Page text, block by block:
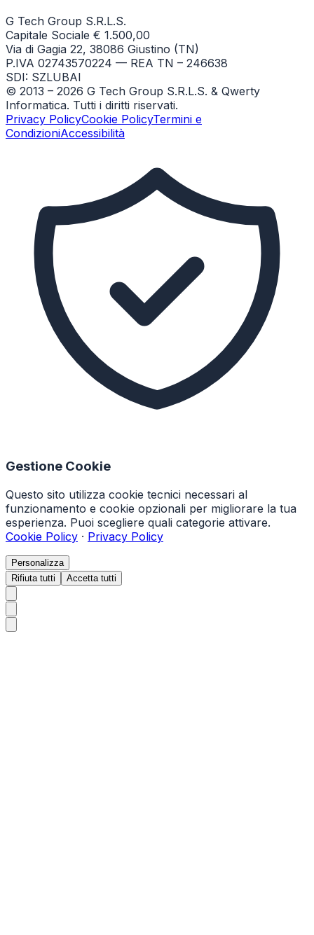
G Tech Group S.R.L.S.
Capitale Sociale € 1.500,00
Via di Gagia 22, 38086 Giustino (TN)
P.IVA 02743570224 — REA TN – 246638
SDI: SZLUBAI
© 2013 – 2026 G Tech Group S.R.L.S. & Qwerty
Informatica. Tutti i diritti riservati.
Privacy PolicyCookie PolicyTermini e
CondizioniAccessibilità
Gestione Cookie
Questo sito utilizza cookie tecnici necessari al
funzionamento e cookie opzionali per migliorare la tua
esperienza. Puoi scegliere quali categorie attivare.
Cookie Policy · Privacy Policy
Personalizza
Rifiuta tutti
Accetta tutti